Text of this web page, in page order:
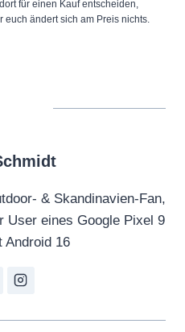
für einen Kauf entscheiden,
ändert sich am Preis nichts.
& Skandinavien-Fan,
User eines Google Pixel 9
Android 16